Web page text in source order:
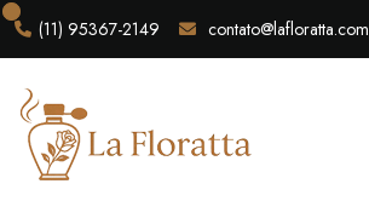
(11) 95367-2149 contato@lafloratta.com